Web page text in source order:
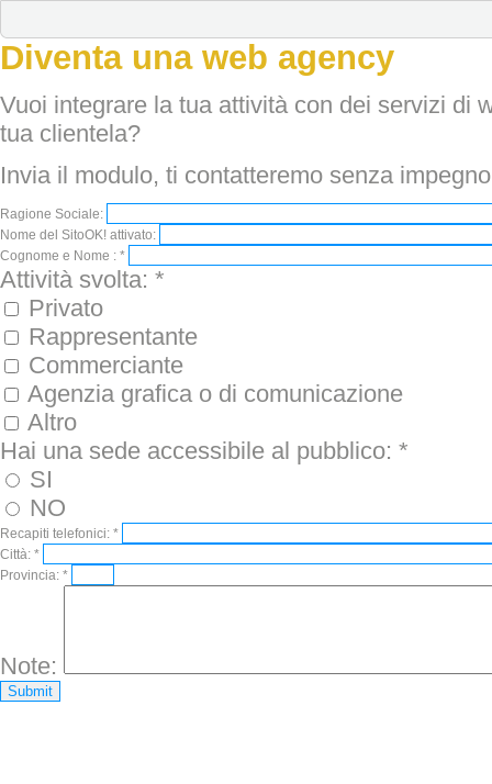
Diventa una web agency
Vuoi integrare la tua attività con dei servizi di
tua clientela?
Invia il modulo, ti contatteremo senza
Ragione Sociale:
Nome del SitoOK! attivato:
Cognome e Nome : *
Attività svolta: *
Privato
Rappresentante
Commerciante
Agenzia grafica o di comunicazione
Altro
Hai una sede accessibile al pubblico: *
SI
NO
Recapiti telefonici: *
Città: *
Provincia: *
Note: